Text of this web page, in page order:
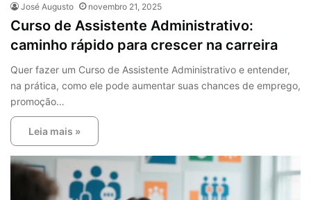
José Augusto novembro 21, 2025
Curso de Assistente Administrativo:
caminho rápido para crescer na carreira
Quer fazer um Curso de Assistente Administrativo e entender,
na prática, como ele pode aumentar suas chances de emprego,
promoção…
Leia mais »